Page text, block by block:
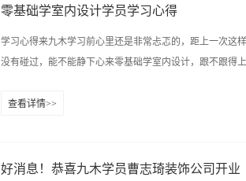
不好的设计，或者小户型时，平面布局图做的不好、还有
师非常专业很有耐心；CAD的话虽然还不是特别熟练，但
面图、剖面图、吊顶图这些我都能画出来。总而言之，目
零基础学室内设计学员学习心得
学习心得来九木学习前心里还是非常忐忑的，距上一次这
没有碰过，能不能静下心来零基础学室内设计，跟不跟得
习，整体感觉还算可以吧！我觉得喻老师讲的很详细的，
查看详情>>
好消息！恭喜九木学员曹志琦装饰公司开业